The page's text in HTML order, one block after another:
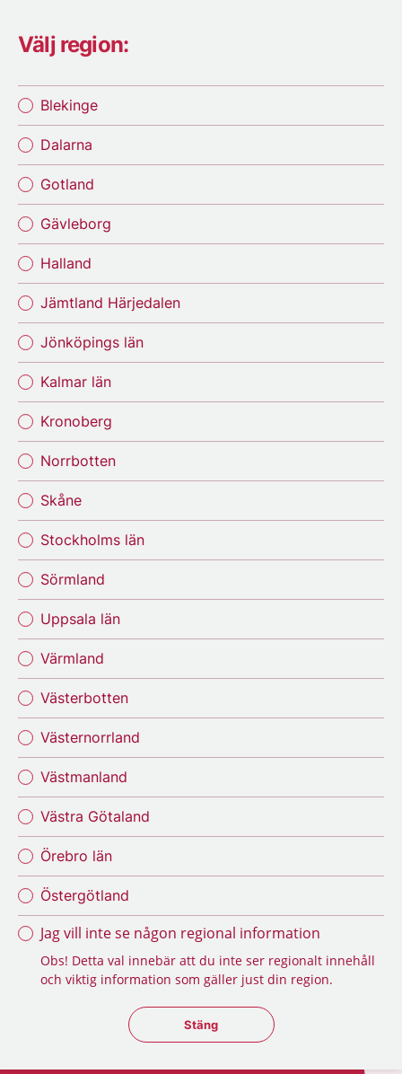
Välj region:
Blekinge
Dalarna
Gotland
Gävleborg
Halland
Jämtland Härjedalen
Jönköpings län
Kalmar län
Kronoberg
Norrbotten
Skåne
Stockholms län
Sörmland
Uppsala län
Värmland
Västerbotten
Västernorrland
Västmanland
Västra Götaland
Örebro län
Östergötland
Jag vill inte se någon regional information
Obs! Detta val innebär att du inte ser regionalt innehåll
och viktig information som gäller just din region.
Stäng regionsväljaren
Stäng